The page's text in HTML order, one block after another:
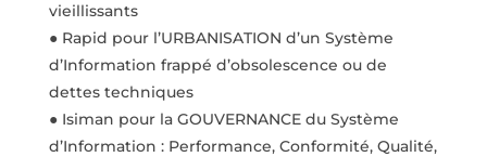
vieillissants
● Rapid pour l’URBANISATION d’un Système
d’Information frappé d’obsolescence ou de
dettes techniques
● Isiman pour la GOUVERNANCE du Système
d’Information : Performance, Conformité, Qualité,